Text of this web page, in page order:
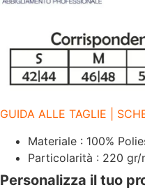
GUIDA ALLE TAGLIE |
Materiale : 100%
Particolarità : 220 gr/
Personalizza il tuo